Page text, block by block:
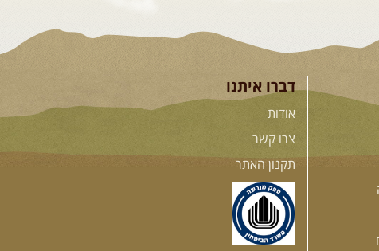
דברו איתנו
אודות
צרו קשר
תקנון האתר